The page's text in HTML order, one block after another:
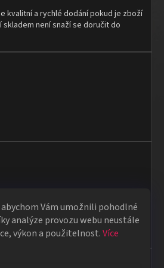
Vám umožnili pohodlné
analýze provozu webu neustále
výkon a použitelnost.Více
kvalitní a rychlé dodání pokud je zboží
není snaží se doručit do
úspěch s kouzelnickým představením
dorazila po 4 dnech, takže